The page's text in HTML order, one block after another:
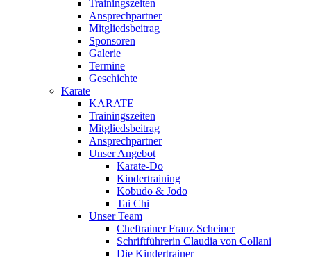
Trainingszeiten
Ansprechpartner
Mitgliedsbeitrag
Sponsoren
Galerie
Termine
Geschichte
Karate
KARATE
Trainingszeiten
Mitgliedsbeitrag
Ansprechpartner
Unser Angebot
Karate-Dō
Kindertraining
Kobudō & Jōdō
Tai Chi
Unser Team
Cheftrainer Franz Scheiner
Schriftführerin Claudia von Collani
Die Kindertrainer